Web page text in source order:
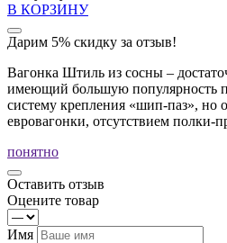
В КОРЗИНУ
Дарим 5% скидку за отзыв!
Вагонка Штиль из сосны –
имеющий большую популярность
систему крепления «шип-паз», но
евровагонки, отсутствием полки-
понятно
Оставить отзыв
Оцените товар
Имя